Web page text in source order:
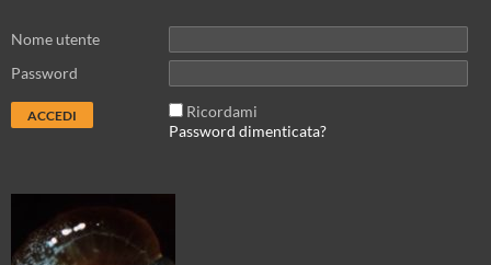
Nome utente
Password
Ricordami
Password dimenticata?